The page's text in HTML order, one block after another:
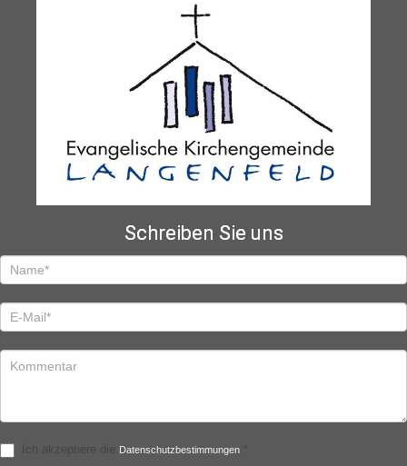
Schreiben Sie uns
Schreiben
Sie
uns
Datenschutzbestimmungen